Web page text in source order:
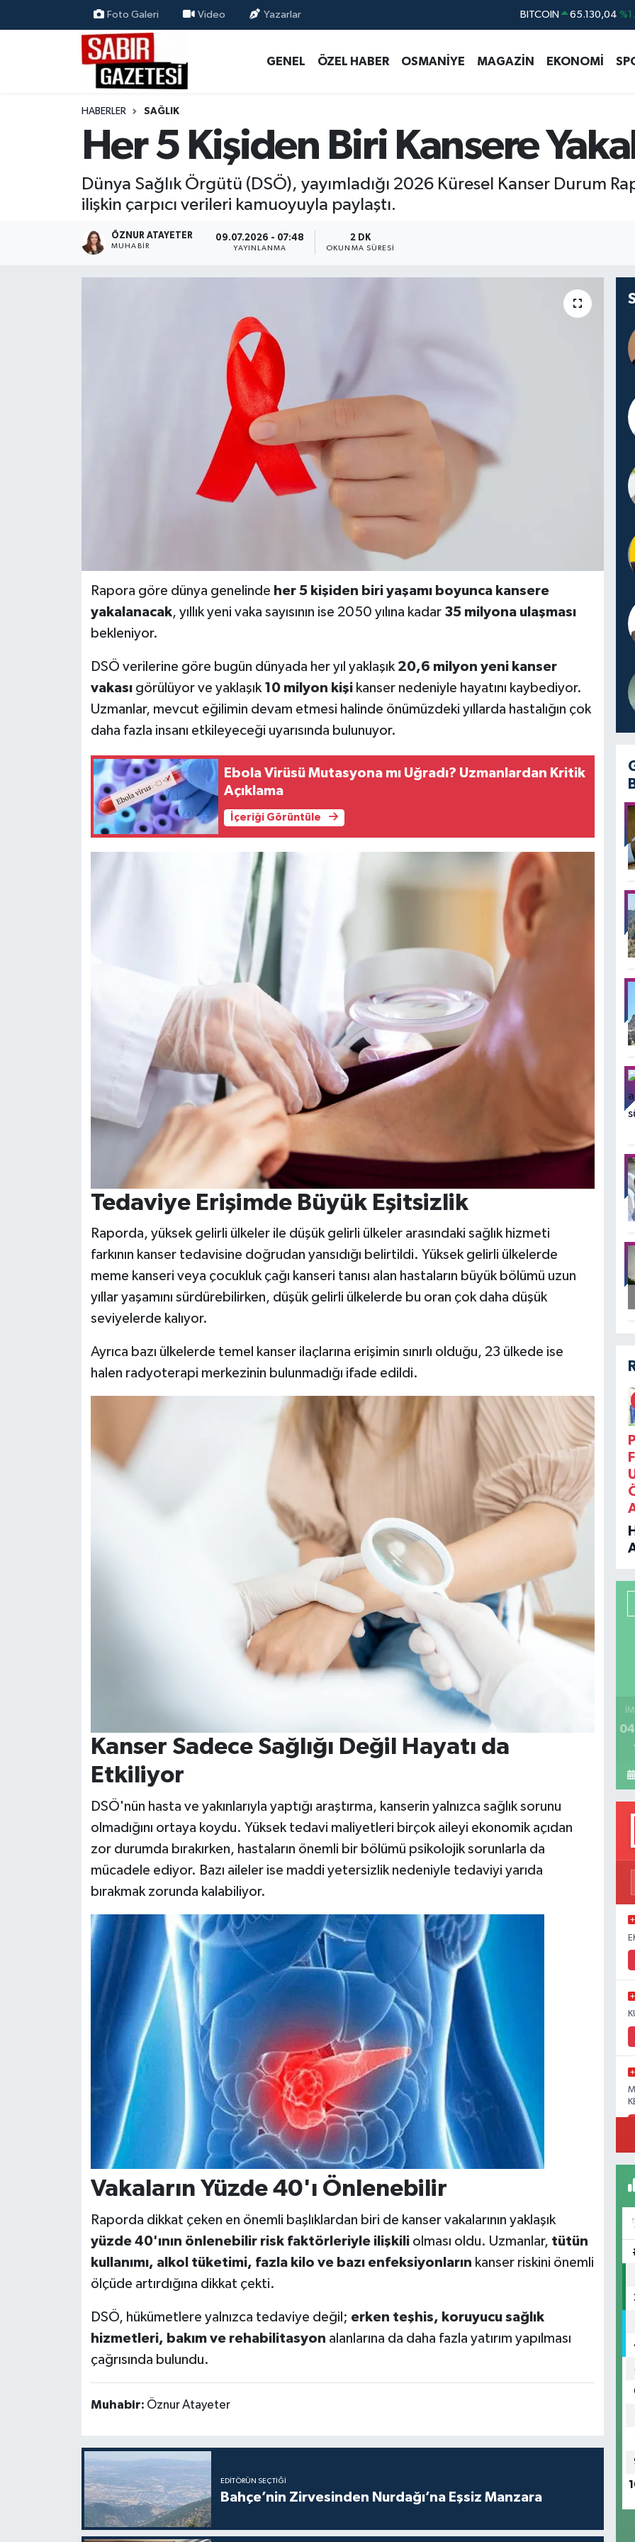
Foto Galeri Video Yazarlar BITCOIN 65.130,04
EURO 55,1652
BİST100 13.773 %-
GENEL ÖZEL HABER OSMANİYE MAGAZİN EKONOMİ
HABERLER SAĞLIK
Her 5 Kişiden Biri Kansere
Dünya Sağlık Örgütü (DSÖ), yayımladığı 2026 Küresel Kanser Durum
ilişkin çarpıcı verileri kamuoyuyla paylaştı.
ÖZNUR ATAYETER
MUHABIR
09.07.2026 - 07:48
YAYINLANMA
2 DK
OKUNMA SÜRESI
Rapora göre dünya genelinde her 5 kişiden biri yaşamı boyunca kansere
yakalanacak, yıllık yeni vaka sayısının ise 2050 yılına kadar 35 milyona ulaşması
bekleniyor.
DSÖ verilerine göre bugün dünyada her yıl yaklaşık 20,6 milyon yeni kanser
vakasıgörülüyor ve yaklaşık 10 milyon kişikanser nedeniyle hayatını kaybediyor.
Uzmanlar, mevcut eğilimin devam etmesi halinde önümüzdeki yıllarda hastalığın çok
daha fazla insanı etkileyeceği uyarısında bulunuyor.
Ebola Virüsü Mutasyona mı Uğradı? Uzmanlardan Kritik
Açıklama
İçeriği Görüntüle
Tedaviye Erişimde Büyük Eşitsizlik
Raporda, yüksek gelirli ülkeler ile düşük gelirli ülkeler arasındaki sağlık hizmeti
farkının kanser tedavisine doğrudan yansıdığı belirtildi. Yüksek gelirli ülkelerde
meme kanseri veya çocukluk çağı kanseri tanısı alan hastaların büyük bölümü uzun
yıllar yaşamını sürdürebilirken, düşük gelirli ülkelerde bu oran çok daha düşük
seviyelerde kalıyor.
Ayrıca bazı ülkelerde temel kanser ilaçlarına erişimin sınırlı olduğu, 23 ülkede ise
halen radyoterapi merkezinin bulunmadığı ifade edildi.
Kanser Sadece Sağlığı Değil Hayatı da
Etkiliyor
DSÖ'nün hasta ve yakınlarıyla yaptığı araştırma, kanserin yalnızca sağlık sorunu
olmadığını ortaya koydu. Yüksek tedavi maliyetleri birçok aileyi ekonomik açıdan
zor durumda bırakırken, hastaların önemli bir bölümü psikolojik sorunlarla da
mücadele ediyor. Bazı aileler ise maddi yetersizlik nedeniyle tedaviyi yarıda
bırakmak zorunda kalabiliyor.
Vakaların Yüzde 40'ı Önlenebilir
Raporda dikkat çeken en önemli başlıklardan biri de kanser vakalarının yaklaşık
yüzde 40'ının önlenebilir risk faktörleriyle ilişkiliolması oldu. Uzmanlar, tütün
kullanımı, alkol tüketimi, fazla kilo ve bazı enfeksiyonların kanser riskini önemli
ölçüde artırdığına dikkat çekti.
DSÖ, hükümetlere yalnızca tedaviye değil; erken teşhis, koruyucu sağlık
hizmetleri, bakım ve rehabilitasyon alanlarına da daha fazla yatırım yapılması
çağrısında bulundu.
Muhabir: Öznur Atayeter
EDITÖRÜN SEÇTIĞI
Bahçe’nin Zirvesinden Nurdağı’na Eşsiz Manzara
ÖZEL HABER
MAGAZİN
EKONOMİ
Osmaniye Nöbetçi Eczaneler
Osmaniye Hava Durumu
Osmaniye Trafik Yoğunluk Haritası
Süper Lig Puan Durumu ve Fikstür
Tüm Manşetler
Son Dakika Haberleri